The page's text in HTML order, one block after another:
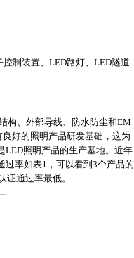
控制装置、LED路灯、LED隧道
构、外部导线、防水防尘和EM
好的照明产品研发基础，这为
LED照明产品的生产基地。近年
过率如表1，可以看到3个产品的
通过率最低。